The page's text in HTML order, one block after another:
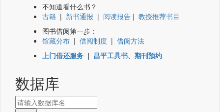
不知道看什么书？
古籍 | 新书通报 | 阅读报告 | 教授推荐书目
图书借阅第一步：
馆藏分布 | 借阅制度 | 借阅方法
上门借还服务 | 昌平工具书、期刊预约
数据库